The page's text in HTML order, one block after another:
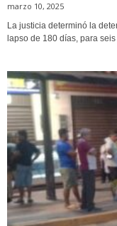
marzo 10, 2025
La justicia determinó la
lapso de 180 días, para